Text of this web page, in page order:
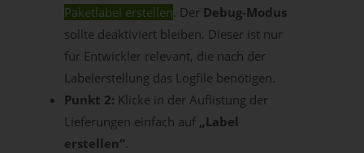
Paketlabel erstellen. Der Debug-Modus
sollte deaktiviert bleiben. Dieser ist nur
für Entwickler relevant, die nach der
Labelerstellung das Logfile benötigen.
Punkt 2: Klicke in der Auflistung der
Lieferungen einfach auf „Label
erstellen“.